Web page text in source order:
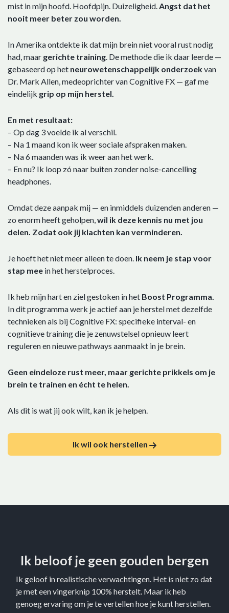
mist in mijn hoofd. Hoofdpijn. Duizeligheid. Angst dat het
nooit meer beter zou worden.
In Amerika ontdekte ik dat mijn brein niet vooral rust nodig
had, maar gerichte training . De methode die ik daar leerde —
gebaseerd op het neurowetenschappelijk onderzoekvan
Dr. Mark Allen, medeoprichter van Cognitive FX — gaf me
eindelijk grip op mijn herstel.
En met resultaat:
– Op dag 3 voelde ik al verschil.
– Na 1 maand kon ik weer sociale afspraken maken.
– Na 6 maanden was ik weer aan het werk.
– En nu? Ik loop zó naar buiten zonder noise-cancelling
headphones.
Omdat deze aanpak mij — en inmiddels duizenden anderen —
zo enorm heeft geholpen, wil ik deze kennis nu met jou
delen. Zodat ook jij klachten kan verminderen.
Je hoeft het niet meer alleen te doen. Ik neem je stap voor
stap mee in het herstelproces.
Ik heb mijn hart en ziel gestoken in het Boost Programma.
In dit programma werk je actief aan je herstel met dezelfde
technieken als bij Cognitive FX: specifieke interval- en
cognitieve training die je zenuwstelsel opnieuw leert
reguleren en nieuwe pathways aanmaakt in je brein.
Geen eindeloze rust meer, maar gerichte prikkels om je
brein te trainen en écht te helen.
Als dit is wat jij ook wilt, kan ik je helpen.
Ik wil ook herstellen
Ik beloof je geen gouden bergen
Ik geloof in realistische verwachtingen. Het is niet zo dat
je met een vingerknip 100% herstelt. Maar ik heb
genoeg ervaring om je te vertellen hoe je kunt herstellen.